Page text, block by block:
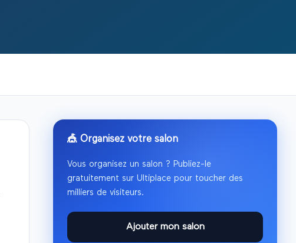
🎪 Organisez votre salon
Vous organisez un salon ? Publiez-le
gratuitement sur Ultiplace pour toucher des
milliers de visiteurs.
Ajouter mon salon